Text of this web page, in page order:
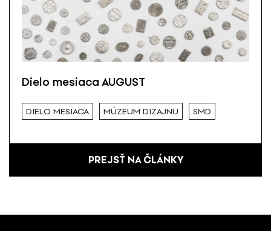
Dielo mesiaca AUGUST
DIELO MESIACA MÚZEUM DIZAJNU SMD
PREJSŤ NA ČLÁNKY